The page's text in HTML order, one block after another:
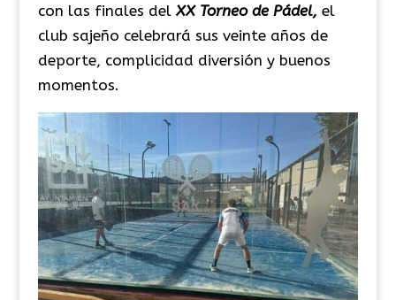
con las finales del XX Torneo de Pádel, el
club sajeño celebrará sus veinte años de
deporte, complicidad diversión y buenos
momentos.